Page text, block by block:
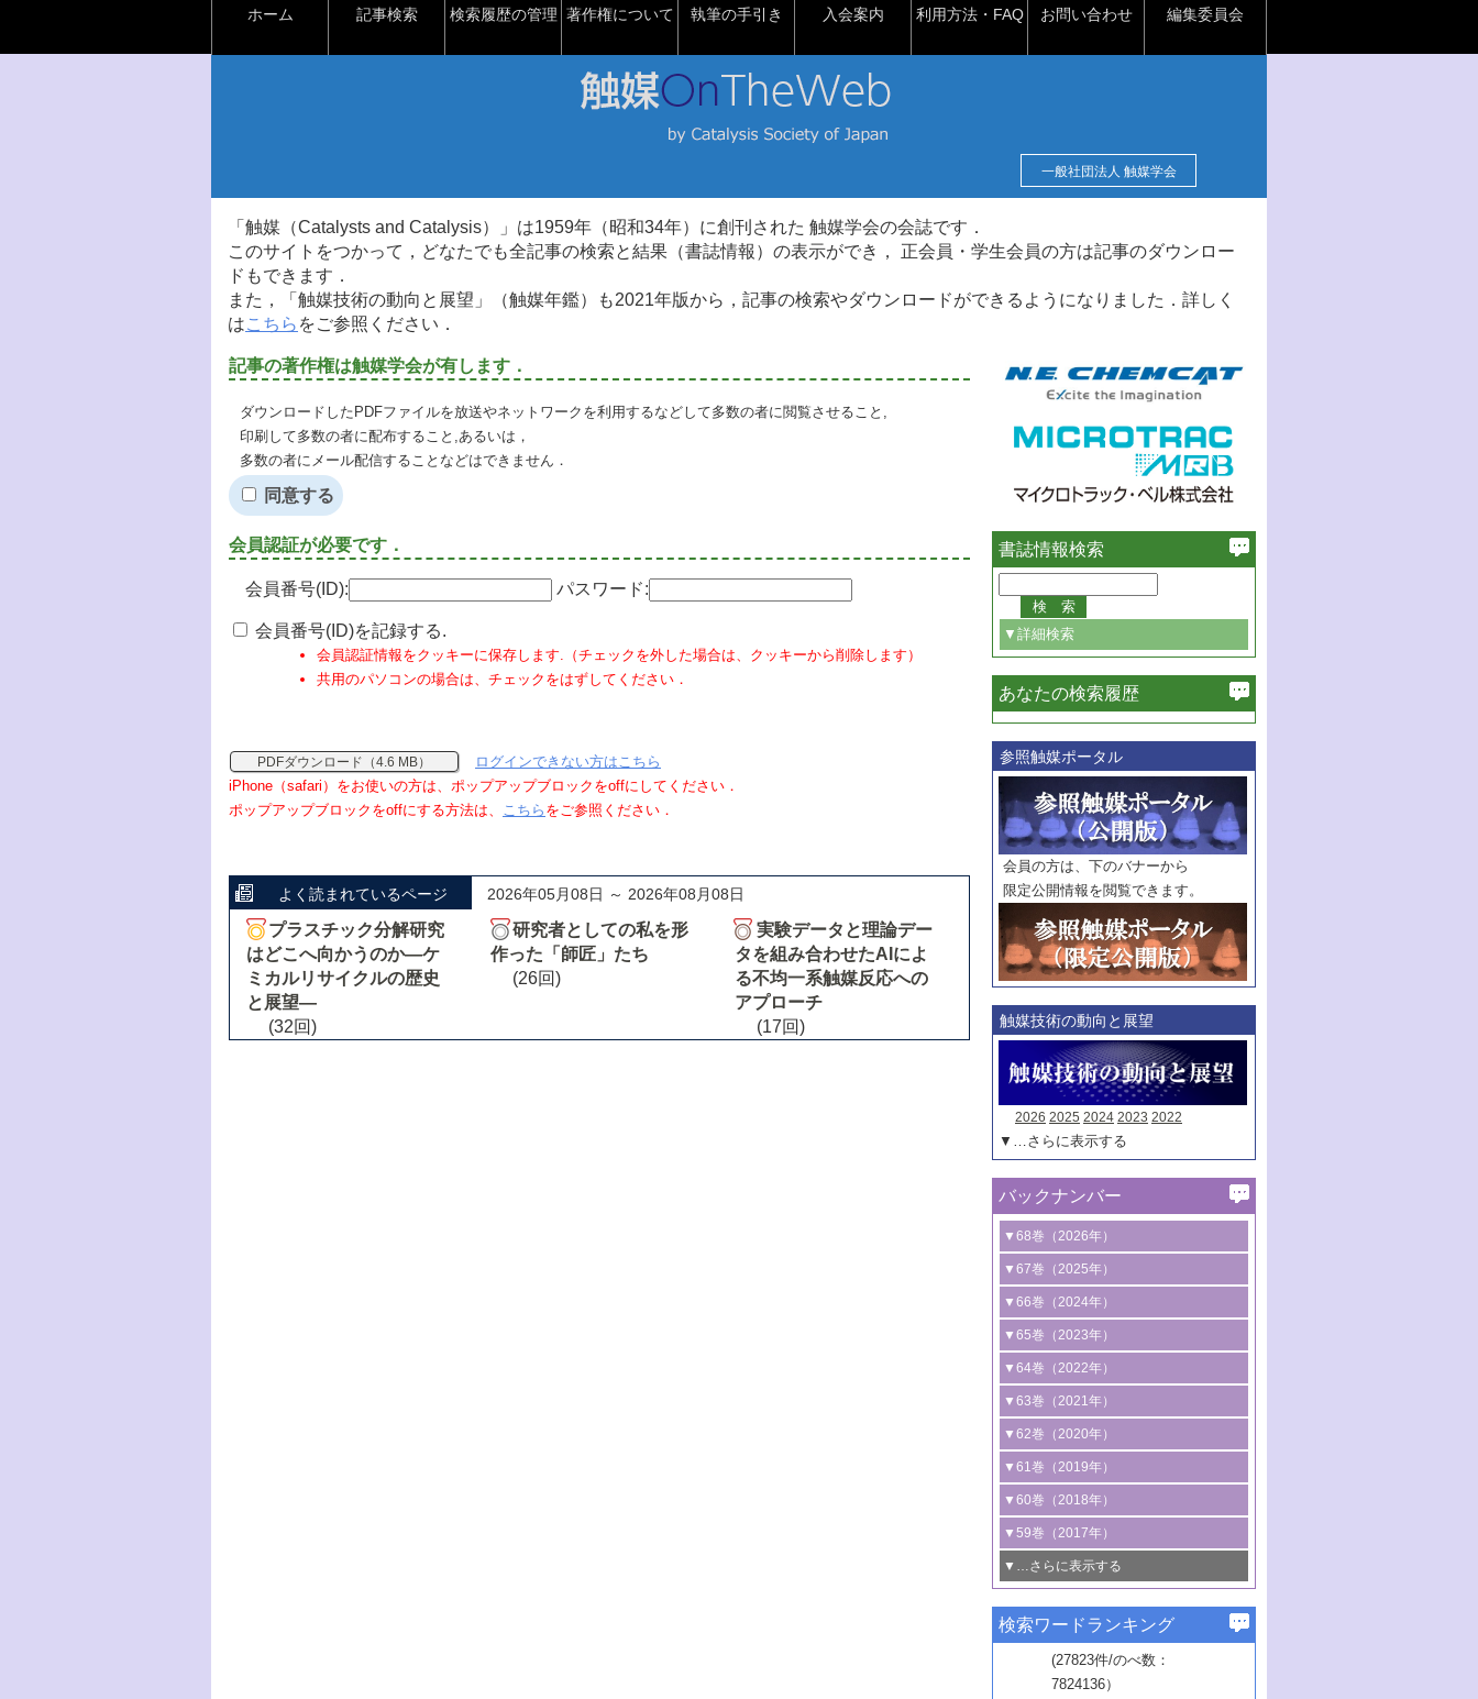
ホーム 記事検索 検索履歴の管理 著作権について 執筆の手引き 入会案内 利用方法・FAQ お問い合わせ 編集委員会
一般社団法人 触媒学会
「触媒（Catalysts and Catalysis）」は1959年（昭和34年）に創刊された 触媒学会の会誌です．
このサイトをつかって，どなたでも全記事の検索と結果（書誌情報）の表示ができ， 正会員・学生会員の方は記事のダウンロー
ドもできます．
また，「触媒技術の動向と展望」（触媒年鑑）も2021年版から，記事の検索やダウンロードができるようになりました．詳しく
はこちら をご参照ください．
記事の著作権は触媒学会が有します．
ダウンロードしたPDFファイルを放送やネットワークを利用するなどして多数の者に閲覧させること,
印刷して多数の者に配布すること,あるいは，
多数の者にメール配信することなどはできません．
同意する
会員認証が必要です．
会員番号(ID): パスワード:
会員番号(ID)を記録する.
会員認証情報をクッキーに保存します.（チェックを外した場合は、クッキーから削除します）
共用のパソコンの場合は、チェックをはずしてください．
PDFダウンロード（4.6 MB）
ログインできない方はこちら
iPhone（safari）をお使いの方は、ポップアップブロックをoffにしてください．
ポップアップブロックをoffにする方法は、 こちら をご参照ください．
よく読まれているページ 2026年05月08日 ～ 2026年08月08日
プラスチック分解研究
はどこへ向かうのか―ケ
ミカルリサイクルの歴史
と展望―
(32回)
研究者としての私を形
作った「師匠」たち
(26回)
実験データと理論デー
タを組み合わせたAIによ
る不均一系触媒反応への
アプローチ
(17回)
書誌情報検索
▼詳細検索
必ず含む
巻・号指定
巻
号
範囲指定
巻
号～
巻
号
触媒年鑑
年度
記事種別
マーク：
マークあり
あなたの検索履歴
参照触媒ポータル
会員の方は、下のバナーから
限定公開情報を閲覧できます。
触媒技術の動向と展望
2026 2025 2024 2023 2022
▼…さらに表示する
バックナンバー
▼68巻（2026年）
1号 過酸化水素合成に関する研究動向
2号 コンピューター技術により加速する
触媒開発
3号 有機分子変換やCO 資源化のための
光触媒に関する最近の研究
B号 第137回触媒討論会（2026年）
▼67巻（2025年）
1号 CO
水素化によるグリーン燃料/グリ
ーンケミカル製造
2号 水素製造のための水分解技術に関す
る最近の研究
3号 オレフィン系樹脂の精密合成に関す
る最新技術
4号 アルコール類の効率的変換を実現す
る非貴金属触媒の研究動向
5号 ゼオライトの合成と応用における研
究動向
6号 ヘテロ接合界面
B号 第135回触媒討論会（2025年）
▼66巻（2024年）
1号 低次元ナノ構造を有する触媒材料
2号 規制反応場を活用した固体触媒研究
の新展開
3号 未踏分子変換を目指した酸化触媒プ
ロセスの最前線
4号 シンクロトロン放射光および中性子
線を利用した触媒解析技術の最先端
5号 単原子触媒
6号 参照触媒委員会からのお知らせ
B号 第133回触媒討論会（2023年）
▼65巻（2023年）
1号 炭素が関わる触媒機能
2号 プラスチックケミカルリサイクルの
ための触媒技術
3号 非酸化物系金属化合物を基盤とした
触媒材料の開発
4号 格子酸素・格子酸素欠陥を利用した
触媒反応
5号 生体触媒によるエネルギー変換反応
6号 窒素とリンの循環のための触媒・機
能性材料
▼64巻（2022年）
1号 合成ガス製造とCOを用いるケミカル
ズ合成の最新動向
2号 化学品合成のための合金触媒開発
3号 CO の排出削減および有効活用のた
めの触媒技術
4号 若手による情報発信企画～とびたて
若き触媒の研究者たち～（1）
若き触媒の研究者たち～（2）
6号 石油のノーブル・ユースを志向した
触媒技術
▼63巻（2021年）
1号 金触媒の新展開
2号 ペロブスカイト
3号 特殊反応場を利用した触媒的分子変
換反応
4号 多孔質材料を用いた触媒の新展開
5号 情報学的手法を用いた触媒開発
6号 カーボンニュートラルに向けた電解
技術
B号 第127回触媒討論会（2021年・オン
ライン開催(Zoom)のみ）
▼62巻（2020年）
1号 触媒設計を拓く欠陥構造のキャラク
タリゼーション
2号 機能化学品製造に資するクリーンな
触媒的酸化反応
3号 水処理のための触媒化学
4号 光触媒を用いた水分解の最新の研究
動向
5号 次世代の触媒プロセスを支えるマイ
▼61巻（2019年）
1号 物質移動制御に着目した触媒プロセ
ス開発
2号 CO2 フリー水素サプライチェーンに
関わる触媒開発動向
3号 精密高分子合成に関する最近の研究
動向
4号 バイオマス化成品製造のための触媒
▼60巻（2018年）
1号 固体酸触媒の最新の研究動向
2号 二酸化炭素からの有用化学品合成
3号 ナノ粒子・クラスター触媒の最前線
4号 60周年記念企画
5号 進化するゼオライト合成技術
6号 非貴金属系触媒における電気化学的
▼59巻（2017年）
1号 いたるところに，触媒
最先端技術
3号 無機分離膜材料の開発と触媒反応プ
ロセスへの適用
▼…さらに表示する
1号 ユニークな構造の高分子を生み出す触
2号 リグニンからの化成品製造に向けた触
▼57巻（2015年）
1号 水素キャリアにかかわる触媒技術の新
▼56巻（2014年）
検索ワードランキング
(27823件/のべ数：
7824136）